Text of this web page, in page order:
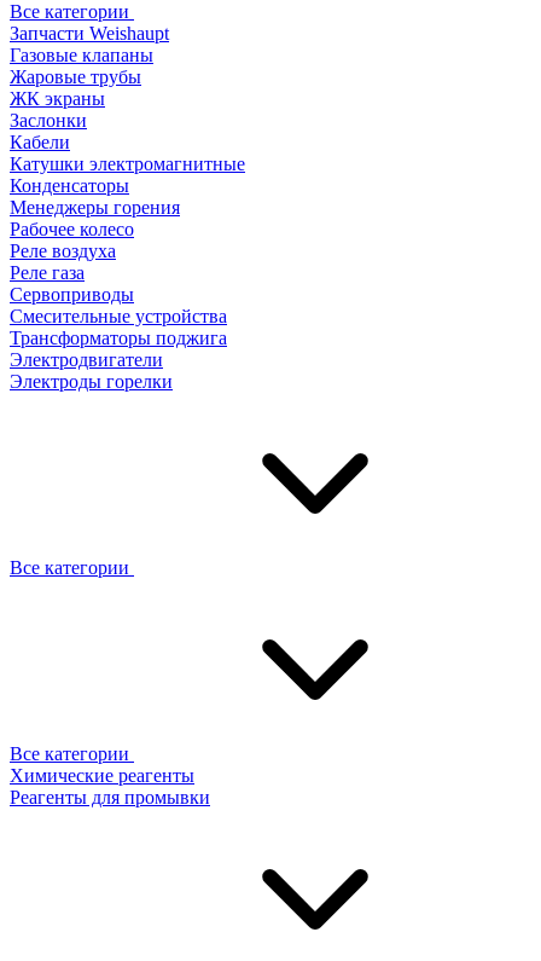
Все категории
Запчасти Weishaupt
Газовые клапаны
Жаровые трубы
ЖК экраны
Заслонки
Кабели
Катушки электромагнитные
Конденсаторы
Менеджеры горения
Рабочее колесо
Реле воздухa
Реле газа
Сервоприводы
Смесительные устройства
Трансформаторы поджига
Электродвигатели
Электроды горелки
Все категории
Все категории
Химические реагенты
Реагенты для промывки